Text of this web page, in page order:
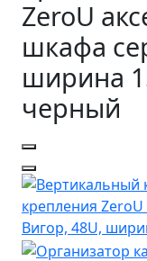
ZeroU
шкафа
ширина
черный